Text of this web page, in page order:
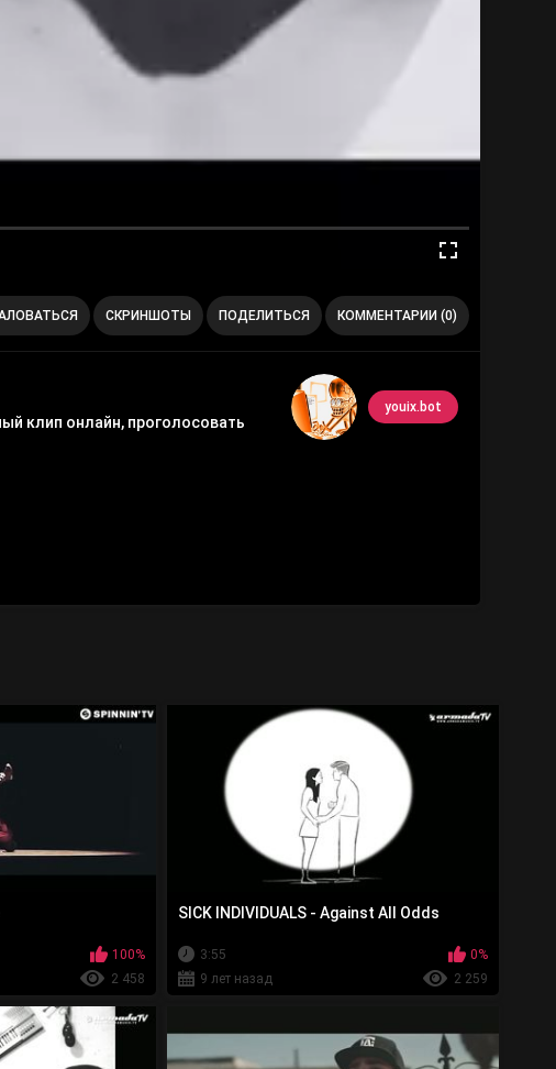
СКРИНШОТЫ ПОДЕЛИТЬСЯ КОММЕНТАРИИ (0)
youix.bot
клип онлайн, проголосовать
100%
2 458
SICK INDIVIDUALS - Against All Odds
3:55
0%
9 лет назад
2 259